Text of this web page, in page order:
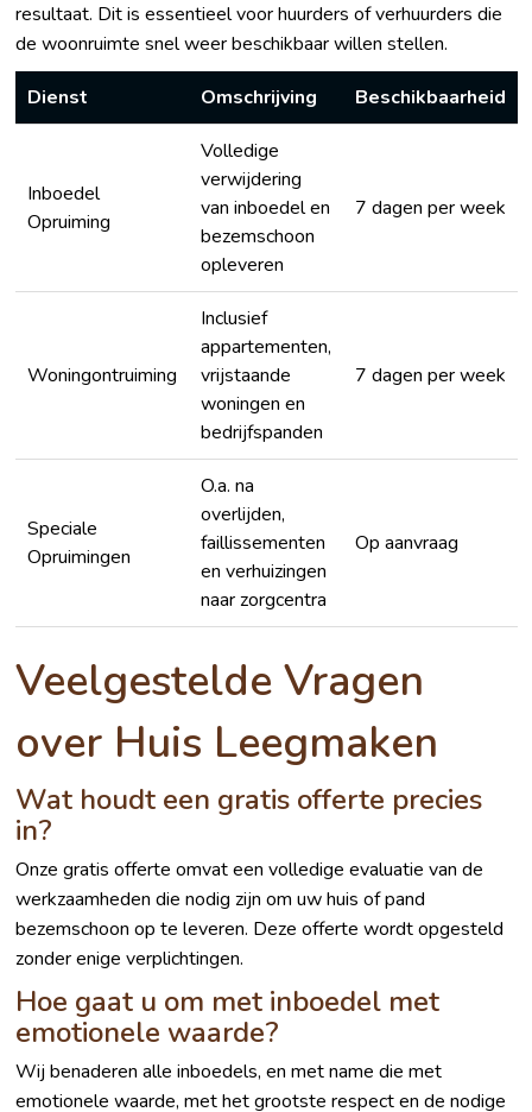
resultaat. Dit is essentieel voor huurders of verhuurders die
de woonruimte snel weer beschikbaar willen stellen.
Dienst Omschrijving Beschikbaarheid
Inboedel
Opruiming
Volledige
verwijdering
van inboedel en
bezemschoon
opleveren
7 dagen per week
Woningontruiming
Inclusief
appartementen,
vrijstaande
woningen en
bedrijfspanden
7 dagen per week
Speciale
Opruimingen
O.a. na
overlijden,
faillissementen
en verhuizingen
naar zorgcentra
Op aanvraag
Veelgestelde Vragen
over Huis Leegmaken
Wat houdt een gratis offerte precies
in?
Onze gratis offerte omvat een volledige evaluatie van de
werkzaamheden die nodig zijn om uw huis of pand
bezemschoon op te leveren. Deze offerte wordt opgesteld
zonder enige verplichtingen.
Hoe gaat u om met inboedel met
emotionele waarde?
Wij benaderen alle inboedels, en met name die met
emotionele waarde, met het grootste respect en de nodige